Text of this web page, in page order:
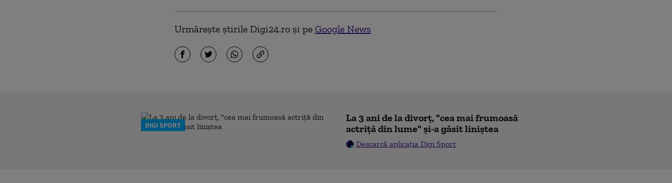
Urmărește știrile Digi24.ro și pe Google News
DIGI SPORT
La 3 ani de la divorț, "cea mai frumoasă
actriță din lume" și-a găsit liniștea
Descarcă aplicația Digi Sport